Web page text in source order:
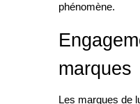
phénomène.
marques
Les marques de